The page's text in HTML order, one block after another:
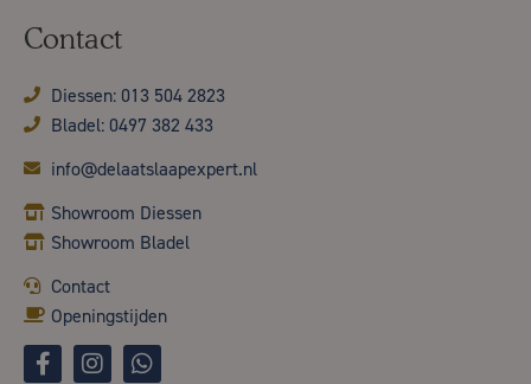
Contact
Diessen: 013 504 2823
Bladel: 0497 382 433
info@delaatslaapexpert.nl
Showroom Diessen
Showroom Bladel
Contact
Openingstijden